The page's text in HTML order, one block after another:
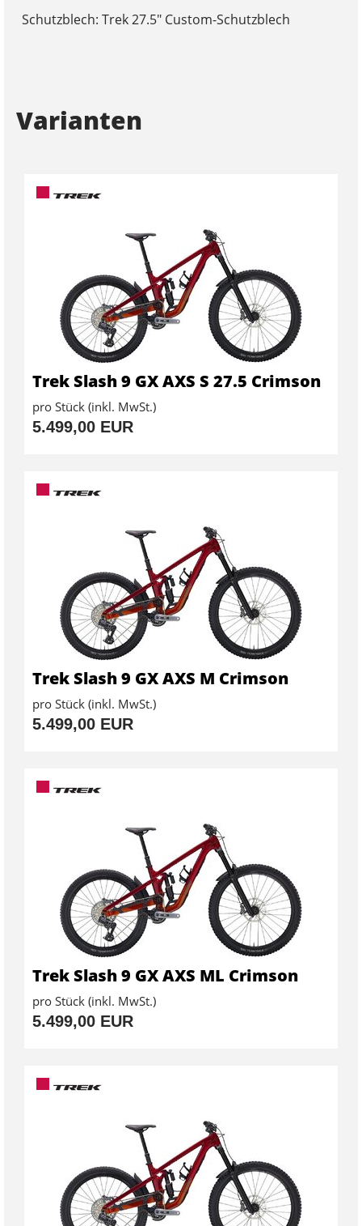
Schutzblech: Trek 27.5" Custom-Schutzblech
Varianten
Trek Slash 9 GX AXS S 27.5 Crimson
pro Stück (inkl. MwSt.)
5.499,00 EUR
Trek Slash 9 GX AXS M Crimson
pro Stück (inkl. MwSt.)
5.499,00 EUR
Trek Slash 9 GX AXS ML Crimson
pro Stück (inkl. MwSt.)
5.499,00 EUR